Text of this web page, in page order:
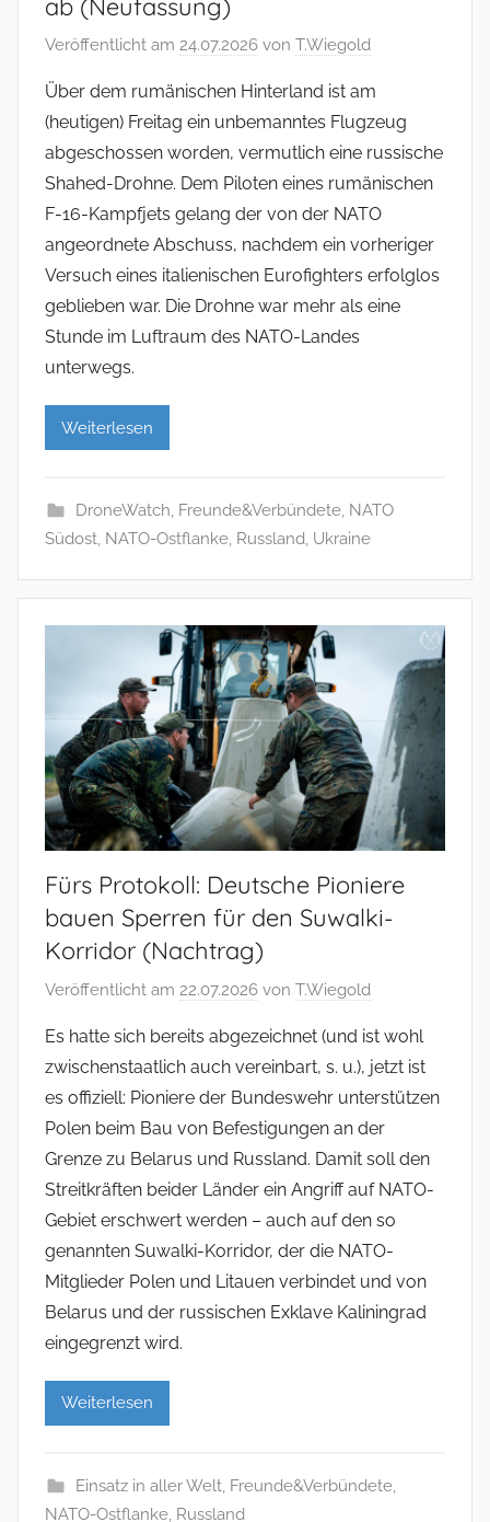
ab (Neufassung)
Veröffentlicht am 24.07.2026 von T.Wiegold
Über dem rumänischen Hinterland ist am
(heutigen) Freitag ein unbemanntes Flugzeug
abgeschossen worden, vermutlich eine russische
Shahed-Drohne. Dem Piloten eines rumänischen
F-16-Kampfjets gelang der von der NATO
angeordnete Abschuss, nachdem ein vorheriger
Versuch eines italienischen Eurofighters erfolglos
geblieben war. Die Drohne war mehr als eine
Stunde im Luftraum des NATO-Landes
unterwegs.
Weiterlesen
DroneWatch, Freunde&Verbündete, NATO
Südost, NATO-Ostflanke, Russland, Ukraine
Fürs Protokoll: Deutsche Pioniere
bauen Sperren für den Suwalki-
Korridor (Nachtrag)
Veröffentlicht am 22.07.2026 von T.Wiegold
Es hatte sich bereits abgezeichnet (und ist wohl
zwischenstaatlich auch vereinbart, s. u.), jetzt ist
es offiziell: Pioniere der Bundeswehr unterstützen
Polen beim Bau von Befestigungen an der
Grenze zu Belarus und Russland. Damit soll den
Streitkräften beider Länder ein Angriff auf NATO-
Gebiet erschwert werden – auch auf den so
genannten Suwalki-Korridor, der die NATO-
Mitglieder Polen und Litauen verbindet und von
Belarus und der russischen Exklave Kaliningrad
eingegrenzt wird.
Weiterlesen
Einsatz in aller Welt, Freunde&Verbündete,
NATO-Ostflanke, Russland